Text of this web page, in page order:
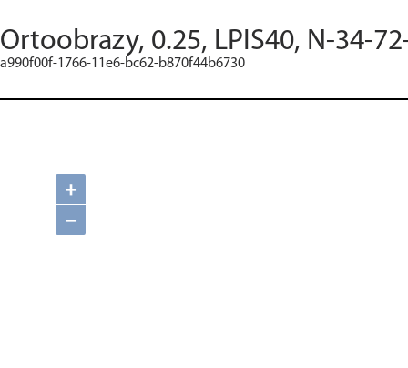
Ortoobrazy, 0.25, LPIS40, N-34-
a990f00f-1766-11e6-bc62-b870f44b6730
+
−